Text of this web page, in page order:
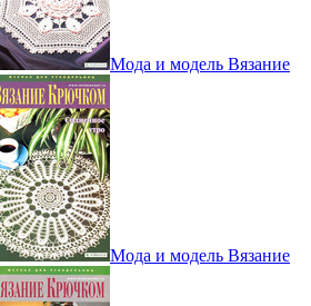
Мода и модель Вязание
Мода и модель Вязание